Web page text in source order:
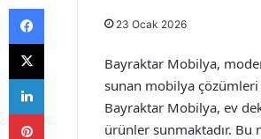
23 Ocak 2026
Bayraktar Mobilya,
sunan mobilya çözümleri
Bayraktar Mobilya, ev
ürünler sunmaktadır. Bu
Facebook
X
LinkedIn
Pinterest